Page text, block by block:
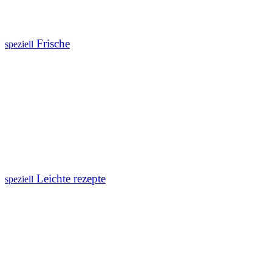
speziell Frische
speziell Leichte rezepte